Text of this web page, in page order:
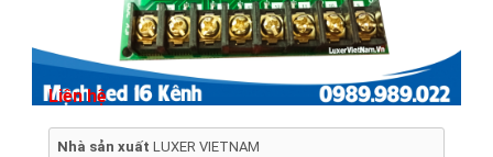
Liên hệ
Nhà sản xuất LUXER VIETNAM